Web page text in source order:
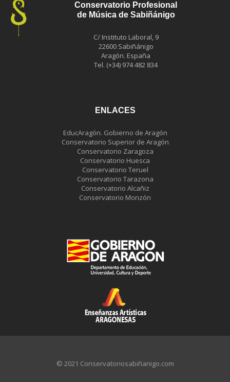
Conservatorio Profesional
de Música de Sabiñánigo
C/ Instituto Laboral, 9
22600 Sabiñánigo
Aragón. España
Tel. (+34) 974 482 834
ENLACES
EducAragón. Gobierno de Aragón
Conservatorio Superior de Aragón
Conservatorio Zaragoza
Conservatorio Huesca
Conservatorio Teruel
Conservatorio Tarazona
Conservatorio Alcañiz
Conservatorio Monzón
© 2021 Conservatoriosabiñanigo.com